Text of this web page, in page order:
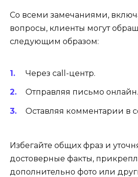
Со всеми замечаниями,
вопросы, клиенты могут
следующим образом:
Через call-центр.
Отправляя письмо онлайн.
Оставляя комментарии в
Избегайте общих фраз и
достоверные факты,
дополнительно фото или